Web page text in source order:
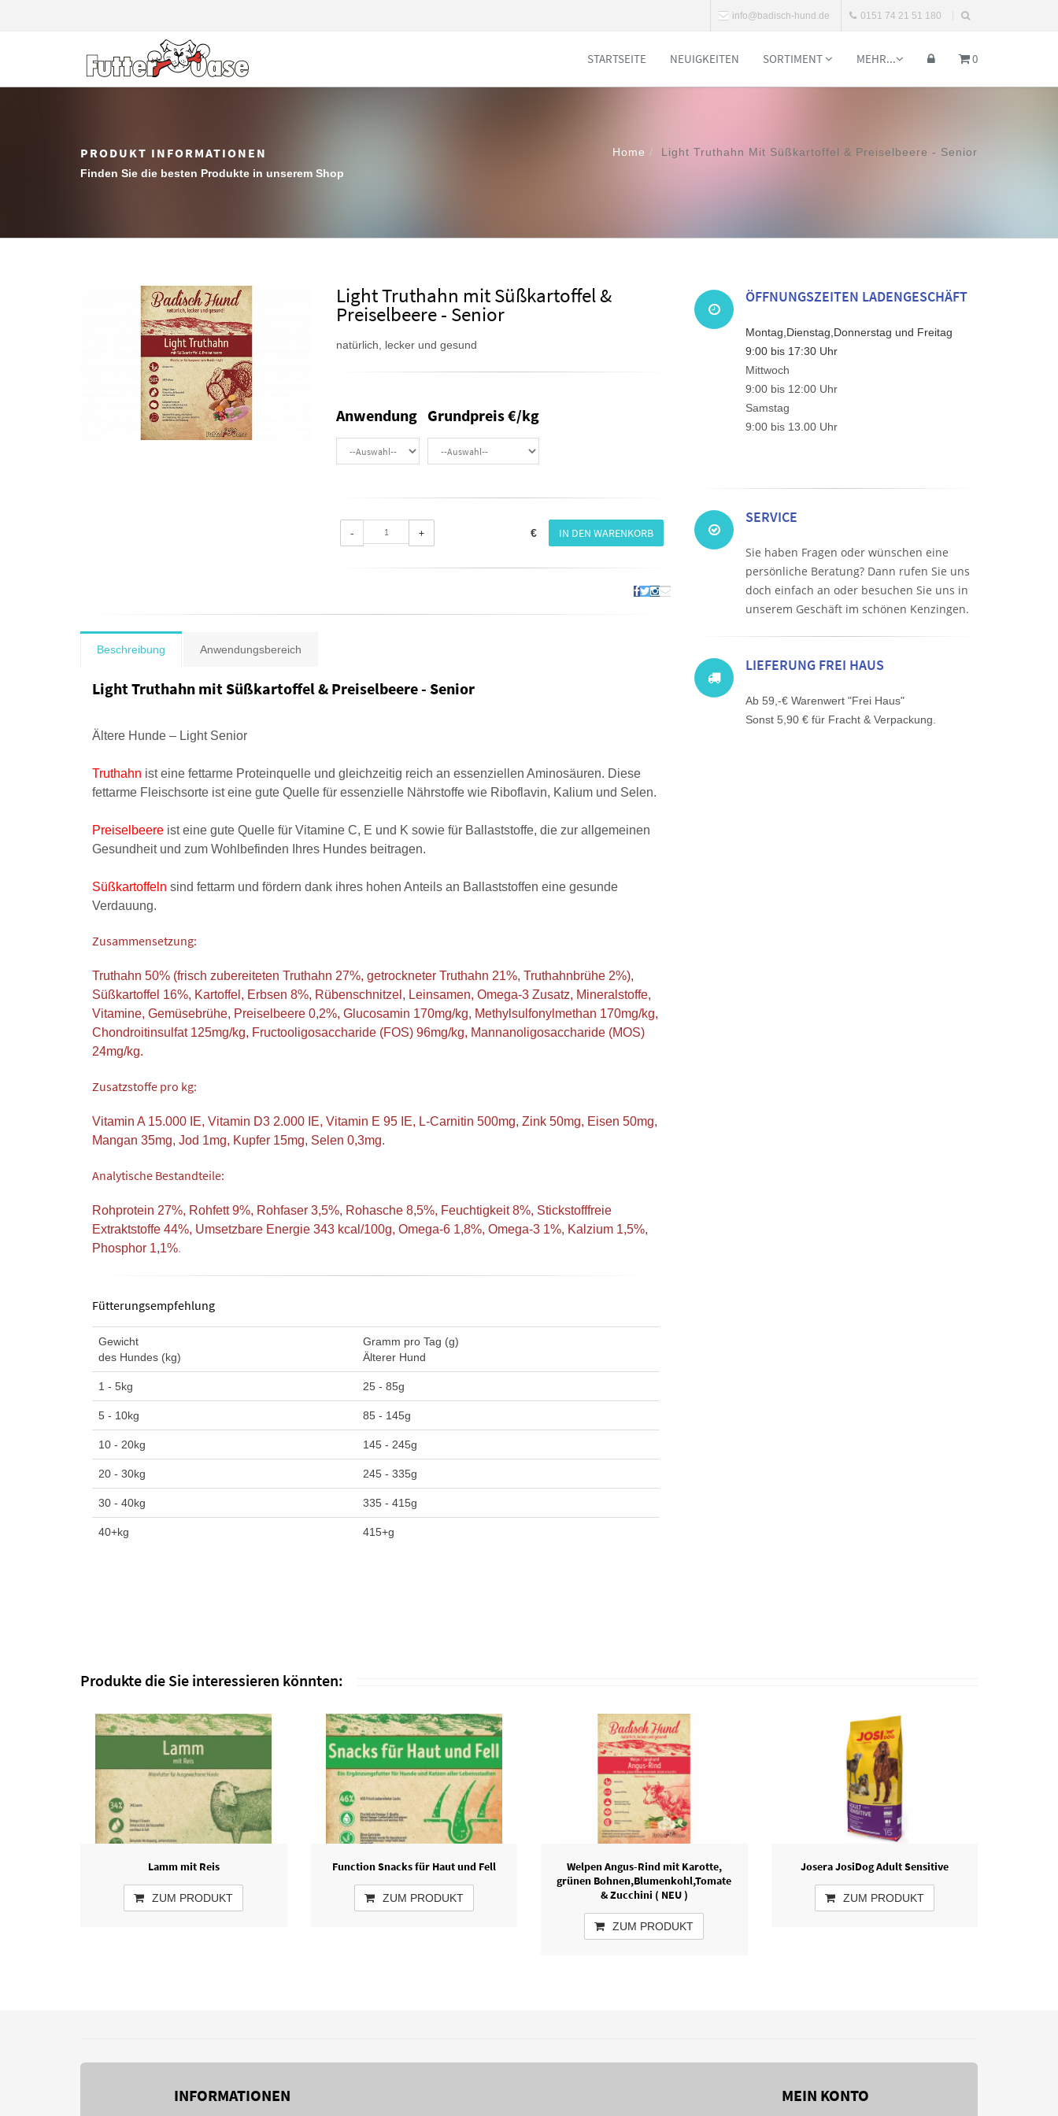
info@badisch-hund.de 0151 74 21 51 180
STARTSEITE NEUIGKEITEN SORTIMENT MEHR... 0
PRODUKT INFORMATIONEN
Finden Sie die besten Produkte in unserem Shop
Home Light Truthahn Mit Süßkartoffel & Preiselbeere - Senior
Light Truthahn mit Süßkartoffel &
Preiselbeere - Senior
natürlich, lecker und gesund
Anwendung Grundpreis €/kg
- + € IN DEN WARENKORB
Beschreibung Anwendungsbereich
Light Truthahn mit Süßkartoffel & Preiselbeere - Senior
Ältere Hunde – Light Senior
Truthahn ist eine fettarme Proteinquelle und gleichzeitig reich an essenziellen Aminosäuren. Diese
fettarme Fleischsorte ist eine gute Quelle für essenzielle Nährstoffe wie Riboflavin, Kalium und Selen.
Preiselbeere ist eine gute Quelle für Vitamine C, E und K sowie für Ballaststoffe, die zur allgemeinen
Gesundheit und zum Wohlbefinden Ihres Hundes beitragen.
Süßkartoffeln sind fettarm und fördern dank ihres hohen Anteils an Ballaststoffen eine gesunde
Verdauung.
Zusammensetzung:
Truthahn 50% (frisch zubereiteten Truthahn 27%, getrockneter Truthahn 21%, Truthahnbrühe 2%),
Süßkartoffel 16%, Kartoffel, Erbsen 8%, Rübenschnitzel, Leinsamen, Omega-3 Zusatz, Mineralstoffe,
Vitamine, Gemüsebrühe, Preiselbeere 0,2%, Glucosamin 170mg/kg, Methylsulfonylmethan 170mg/kg,
Chondroitinsulfat 125mg/kg, Fructooligosaccharide (FOS) 96mg/kg, Mannanoligosaccharide (MOS)
24mg/kg.
Zusatzstoffe pro kg:
Vitamin A 15.000 IE, Vitamin D3 2.000 IE, Vitamin E 95 IE, L-Carnitin 500mg, Zink 50mg, Eisen 50mg,
Mangan 35mg, Jod 1mg, Kupfer 15mg, Selen 0,3mg.
Analytische Bestandteile:
Rohprotein 27%, Rohfett 9%, Rohfaser 3,5%, Rohasche 8,5%, Feuchtigkeit 8%, Stickstofffreie
Extraktstoffe 44%, Umsetzbare Energie 343 kcal/100g, Omega-6 1,8%, Omega-3 1%, Kalzium 1,5%,
Phosphor 1,1%.
Fütterungsempfehlung
Gewicht
des Hundes (kg)
Gramm pro Tag (g)
Älterer Hund
1 - 5kg 25 - 85g
5 - 10kg 85 - 145g
10 - 20kg 145 - 245g
20 - 30kg 245 - 335g
30 - 40kg 335 - 415g
40+kg 415+g
ÖFFNUNGSZEITEN LADENGESCHÄFT
Montag,Dienstag,Donnerstag und Freitag
9:00 bis 17:30 Uhr
Mittwoch
9:00 bis 12:00 Uhr
Samstag
9:00 bis 13.00 Uhr
SERVICE
Sie haben Fragen oder wünschen eine
persönliche Beratung? Dann rufen Sie uns
doch einfach an oder besuchen Sie uns in
unserem Geschäft im schönen Kenzingen.
LIEFERUNG FREI HAUS
Ab 59,-€ Warenwert "Frei Haus"
Sonst 5,90 € für Fracht & Verpackung.
Produkte die Sie interessieren könnten:
Lamm mit Reis
ZUM PRODUKT
Function Snacks für Haut und Fell
ZUM PRODUKT
Welpen Angus-Rind mit Karotte,
grünen Bohnen,Blumenkohl,Tomate
& Zucchini ( NEU )
ZUM PRODUKT
Josera JosiDog Adult Sensitive
ZUM PRODUKT
INFORMATIONEN MEIN KONTO